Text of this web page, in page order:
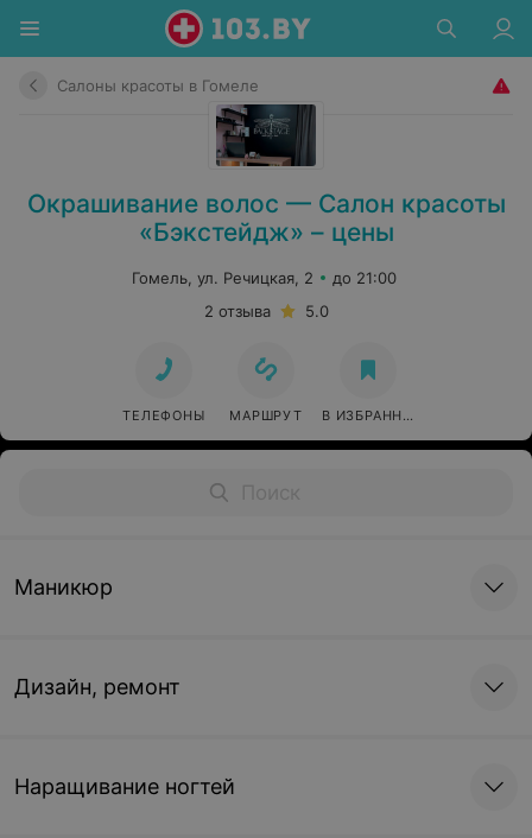
Салоны красоты в Гомеле
Окрашивание волос — Салон красоты
«Бэкстейдж» – цены
Гомель, ул. Речицкая, 2
до 21:00
2 отзыва
5.0
ТЕЛЕФОНЫ МАРШРУТ В ИЗБРАННОЕ
Маникюр
Дизайн, ремонт
Наращивание ногтей